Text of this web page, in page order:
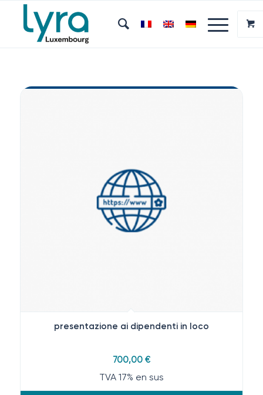
presentazione ai dipendenti in loco
700,00 €
TVA 17% en sus